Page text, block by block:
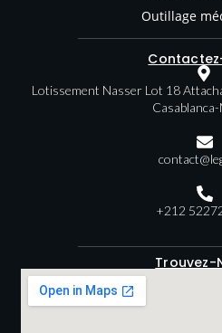
Outillage
Lotissement Nasser Lot 18
+212
Trouvez-